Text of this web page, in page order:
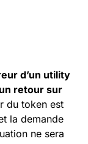
d’un utility
retour sur
du token est
la demande
ne sera